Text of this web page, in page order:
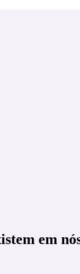
em